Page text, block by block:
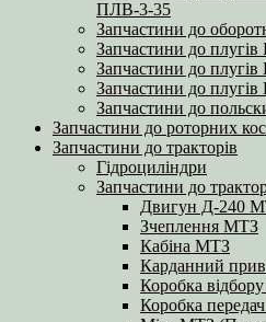
ПЛВ-3-35
Запчастини до
Запчастини до плугів
Запчастини до плугів
Запчастини до плугів
Запчастини до
Запчастини до роторних
Запчастини до тракторів
Гідроциліндри
Запчастини до
Двигун Д-240
Зчеплення МТЗ
Кабіна МТЗ
Карданний
Коробка
Коробка